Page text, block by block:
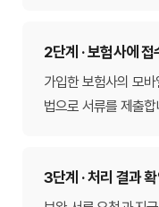
2단계 · 보험사에 접
가입한 보험사의 모
법으로 서류를 제출합
3단계 · 처리 결과